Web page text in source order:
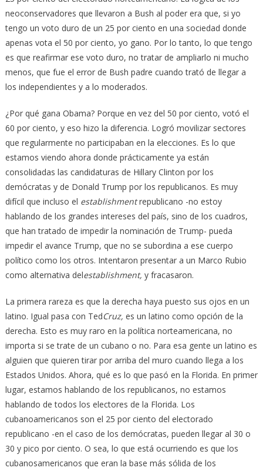
neoconservadores que llevaron a Bush al poder era que, si yo
tengo un voto duro de un 25 por ciento en una sociedad donde
apenas vota el 50 por ciento, yo gano. Por lo tanto, lo que tengo
es que reafirmar ese voto duro, no tratar de ampliarlo ni mucho
menos, que fue el error de Bush padre cuando trató de llegar a
los independientes y a lo moderados.
¿Por qué gana Obama? Porque en vez del 50 por ciento, votó el
60 por ciento, y eso hizo la diferencia. Logró movilizar sectores
que regularmente no participaban en la elecciones. Es lo que
estamos viendo ahora donde prácticamente ya están
consolidadas las candidaturas de Hillary Clinton por los
demócratas y de Donald Trump por los republicanos. Es muy
difícil que incluso el establishmentrepublicano -no estoy
hablando de los grandes intereses del país, sino de los cuadros,
que han tratado de impedir la nominación de Trump- pueda
impedir el avance Trump, que no se subordina a ese cuerpo
político como los otros. Intentaron presentar a un Marco Rubio
como alternativa delestablishment, y fracasaron.
La primera rareza es que la derecha haya puesto sus ojos en un
latino. Igual pasa con TedCruz, es un latino como opción de la
derecha. Esto es muy raro en la política norteamericana, no
importa si se trate de un cubano o no. Para esa gente un latino es
alguien que quieren tirar por arriba del muro cuando llega a los
Estados Unidos. Ahora, qué es lo que pasó en la Florida. En primer
lugar, estamos hablando de los republicanos, no estamos
hablando de todos los electores de la Florida. Los
cubanoamericanos son el 25 por ciento del electorado
republicano -en el caso de los demócratas, pueden llegar al 30 o
30 y pico por ciento. O sea, lo que está ocurriendo es que los
cubanosamericanos que eran la base más sólida de los